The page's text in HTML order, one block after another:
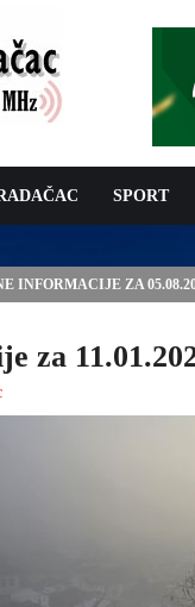
SPORT
ZA PODNOŠENJE
TROŠKOVA
za